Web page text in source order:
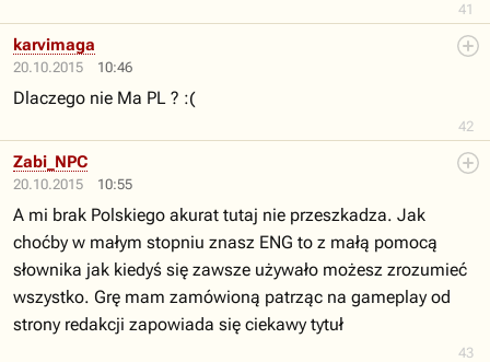
41
20.10.2015 10:46
42
karvimaga
Dlaczego nie Ma PL ? :(
20.10.2015 10:55
43
Zabi_NPC
A mi brak Polskiego akurat tutaj nie przeszkadza. Jak
choćby w małym stopniu znasz ENG to z małą pomocą
słownika jak kiedyś się zawsze używało możesz zrozumieć
wszystko. Grę mam zamówioną patrząc na gameplay od
strony redakcji zapowiada się ciekawy tytuł